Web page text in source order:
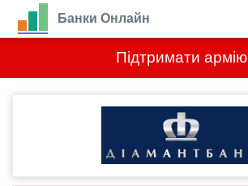
Підтримати армію
Банки Онлайн